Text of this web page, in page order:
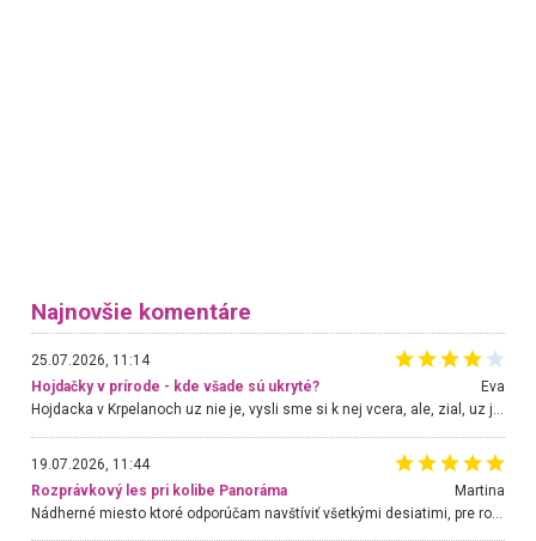
Najnovšie komentáre
25.07.2026, 11:14
Hojdačky v prírode - kde všade sú ukryté?
Eva
Hojdacka v Krpelanoch uz nie je, vysli sme si k nej vcera, ale, zial, uz je znicena. Ak sem planujete cestu len kvoli hojdacke, mozete si ju usetrit. Krasny vyhlad je tu vsak aj bez hojdacky :-)
19.07.2026, 11:44
Rozprávkový les pri kolibe Panoráma
Martina
Nádherné miesto ktoré odporúčam navštíviť všetkými desiatimi, pre rodiny s deťmi, dôchodcom... Proste a jednoducho ozaj rozprávkový les.. určite ešte prídeme. Odniesli sme si na pamiatku krásne tričká,